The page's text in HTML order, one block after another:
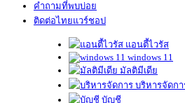
คำถามที่พบบ่อย
ติดต่อไทยแวร์ชอป
แอนตี้ไวรัส
windows 11
มัลติมีเดีย
บริหารจัดกา
บัญชี